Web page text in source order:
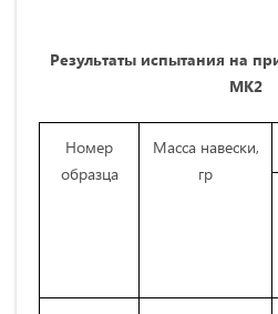
Результаты испытания на
MK2
Номер
образца
Масса навески,
гр